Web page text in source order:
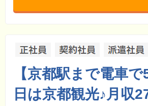
【京都駅まで電車
日は京都観光♪月収